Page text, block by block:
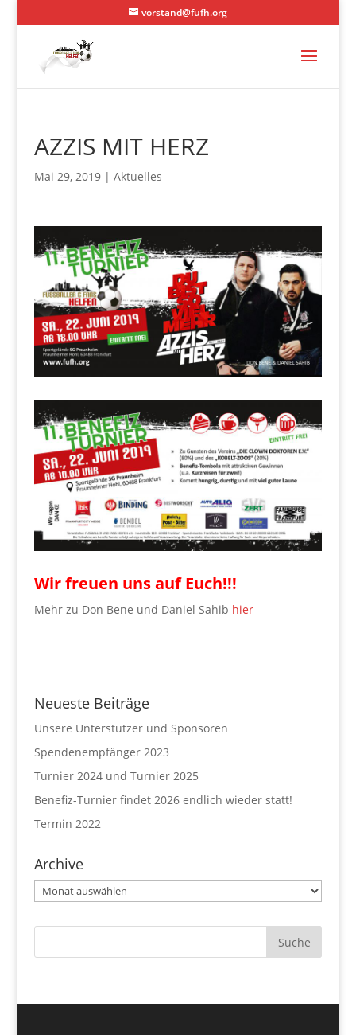
vorstand@fufh.org
AZZIS MIT HERZ
Mai 29, 2019| Aktuelles
Wir freuen uns auf Euch!!!
Mehr zu Don Bene und Daniel Sahib hier
Neueste Beiträge
Unsere Unterstützer und Sponsoren
Spendenempfänger 2023
Turnier 2024 und Turnier 2025
Benefiz-Turnier findet 2026 endlich wieder statt!
Termin 2022
Archive
Archive